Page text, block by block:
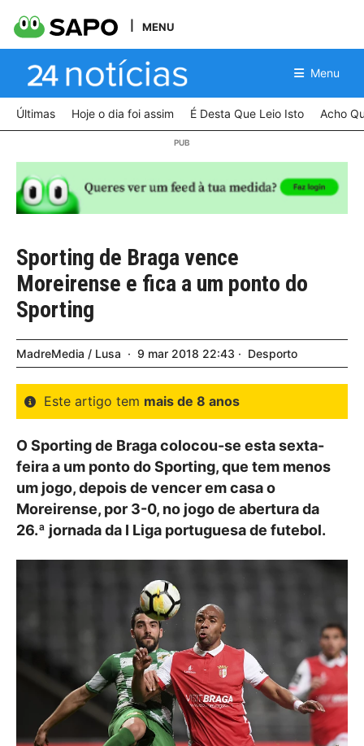
MENU
Menu
Últimas Hoje o dia foi assim É Desta Que Leio Isto Acho
Sporting de Braga vence
Moreirense e fica a um ponto do
Sporting
MadreMedia / Lusa 9 mar 2018 22:43 Desporto
Este artigo tem mais de 8 anos
O Sporting de Braga colocou-se esta sexta-
feira a um ponto do Sporting, que tem menos
um jogo, depois de vencer em casa o
Moreirense, por 3-0, no jogo de abertura da
26.ª jornada da I Liga portuguesa de futebol.